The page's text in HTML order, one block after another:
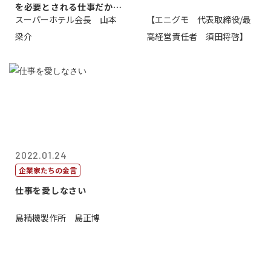
を必要とされる仕事だから
一番面白い
スーパーホテル会長 山本
梁介
【エニグモ 代表取締役/最
高経営責任者 須田将啓】
2022.01.24
企業家たちの金言
仕事を愛しなさい
島精機製作所 島正博